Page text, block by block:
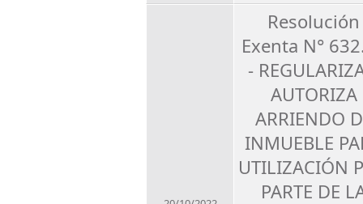
Resolución
Exenta N°
-
AUTORIZA
ARRIENDO
INMUEBLE
UTILIZACIÓN
PARTE DE